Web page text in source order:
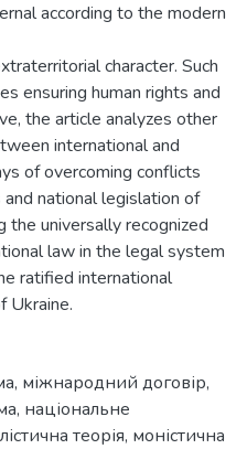
according to the modern
character. Such
ensuring human rights and
the article analyzes other
international and
of overcoming conflicts
national legislation of
the universally recognized
law in the legal system
ratified international
Ukraine.
, міжнародний договір,
, національне
теорія, моністична